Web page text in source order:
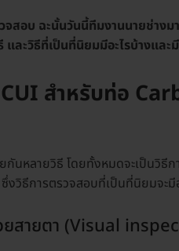
สอบ ฉะนั้นวันนี้ทีมงานนายช่าง
ละวิธีที่เป็นที่นิยมมีอะไรบ้างและ
สำหรับท่อ
นหลายวิธี โดยทั้งหมดจะเป็นวิธี
วิธีการตรวจสอบที่เป็นที่นิยมจะ
ยสายตา (Visual